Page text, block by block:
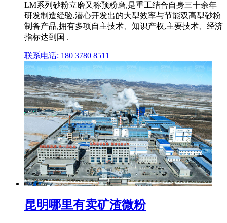
LM系列砂粉立磨又称预粉磨,是重工结合自身三十余年
研发制造经验,潜心开发出的大型效率与节能双高型砂粉
制备产品,拥有多项自主技术、知识产权,主要技术、经济
指标达到国 .
联系电话: 180 3780 8511
昆明哪里有卖矿渣微粉